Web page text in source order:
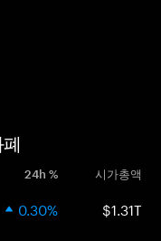
24h % 시가총액
0.30% $1.31T